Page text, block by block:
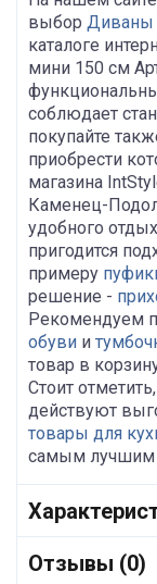
выбор Диваны
каталоге
мини 150 см
соблюдает
покупайте
приобрести
магазина
Каменец-
удобного
пригодится
примеру
решение -
Рекомендуем
обуви и
товар в
Стоит
действуют
товары для
самым лучшим
Отзывы (0)